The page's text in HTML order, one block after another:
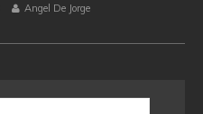
Angel De Jorge